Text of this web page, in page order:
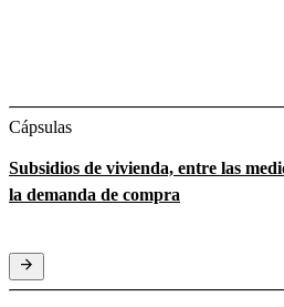
Cápsulas
Subsidios de vivienda, entre las
la demanda de compra